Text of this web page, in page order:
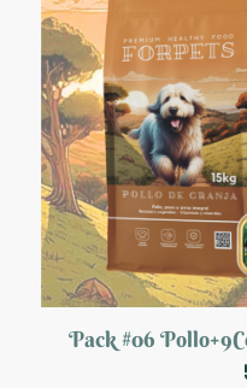
Pack #06